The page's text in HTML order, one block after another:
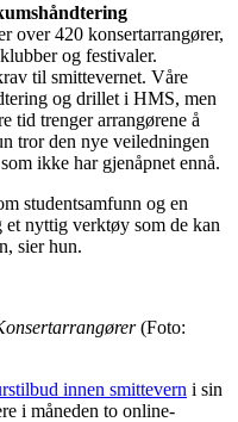
over 420 konsertarrangører,
og festivaler.
til smittevernet. Våre
og drillet i HMS, men
tid trenger arrangørene å
tror den nye veiledningen
ikke har gjenåpnet ennå.
studentsamfunn og en
nyttig verktøy som de kan
sier hun.
(Foto:
innen smittevern i sin
i måneden to online-